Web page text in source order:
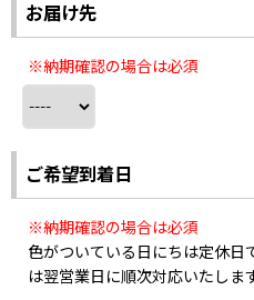
お届け先
※納期確認の場合は必須
ご希望到着日
※納期確認の場合は必須
色がついている日にちは定休日
は翌営業日に順次対応いたします